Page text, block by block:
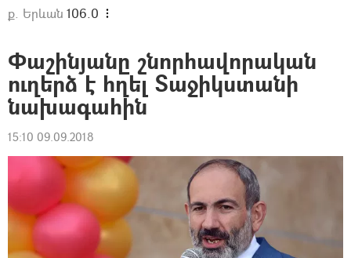
ք. Երևան 106.0
Փաշինյանը շնորհավորական
ուղերձ է հղել Տաջիկստանի
նախագահին
15:10 09.09.2018